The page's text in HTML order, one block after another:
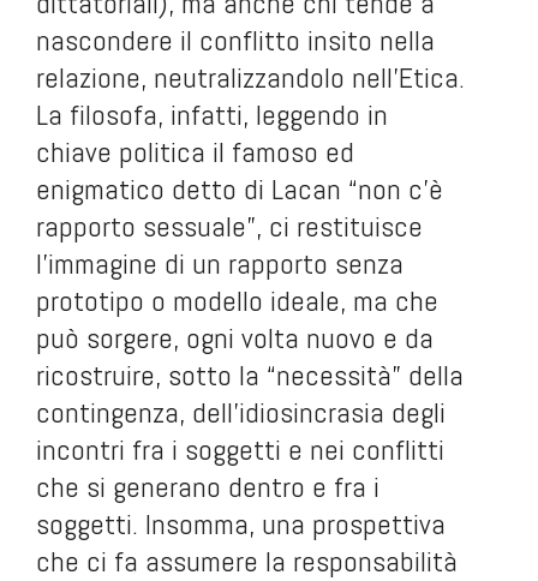
nascondere il conflitto insito nella
relazione, neutralizzandolo nell’Etica.
La filosofa, infatti, leggendo in
chiave politica il famoso ed
enigmatico detto di Lacan “non c’è
rapporto sessuale”, ci restituisce
l’immagine di un rapporto senza
prototipo o modello ideale, ma che
può sorgere, ogni volta nuovo e da
ricostruire, sotto la “necessità” della
contingenza, dell’idiosincrasia degli
incontri fra i soggetti e nei conflitti
che si generano dentro e fra i
soggetti. Insomma, una prospettiva
che ci fa assumere la responsabilità